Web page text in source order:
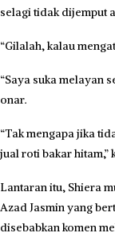
selagi tidak dijemput
“Gilalah, kalau
“Saya suka melayan
onar.
“Tak mengapa jika
jual roti bakar hitam,”
Lantaran itu, Shiera
Azad Jasmin yang
disebabkan komen